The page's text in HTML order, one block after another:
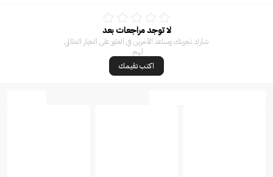
لا توجد مراجعات بعد
شارك تجربتك وساعد الآخرين في العثور على الخيار المثالي
لهم.
اكتب تقيمك